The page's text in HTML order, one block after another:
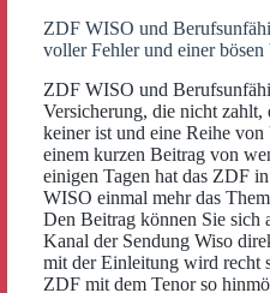
ZDF WISO und
voller Fehler und einer bösen
ZDF WISO und
Versicherung, die nicht zahlt,
keiner ist und eine Reihe
einem kurzen Beitrag von
einigen Tagen hat das ZDF
WISO einmal mehr das
Den Beitrag können Sie sich
Kanal der Sendung Wiso
mit der Einleitung wird recht
ZDF mit dem Tenor so